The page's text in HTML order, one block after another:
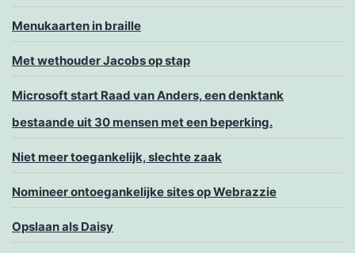
Menukaarten in braille
Met wethouder Jacobs op stap
Microsoft start Raad van Anders, een denktank
bestaande uit 30 mensen met een beperking.
Niet meer toegankelijk, slechte zaak
Nomineer ontoegankelijke sites op Webrazzie
Opslaan als Daisy